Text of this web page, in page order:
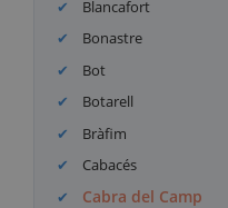
Blancafort
Bonastre
Bot
Botarell
Bràfim
Cabacés
Cabra del Camp